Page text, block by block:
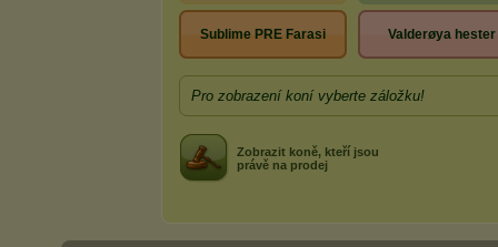
Sublime PRE Farasi Valderøya hester
Pro zobrazení koní vyberte záložku!
Zobrazit koně, kteří jsou
právě na prodej